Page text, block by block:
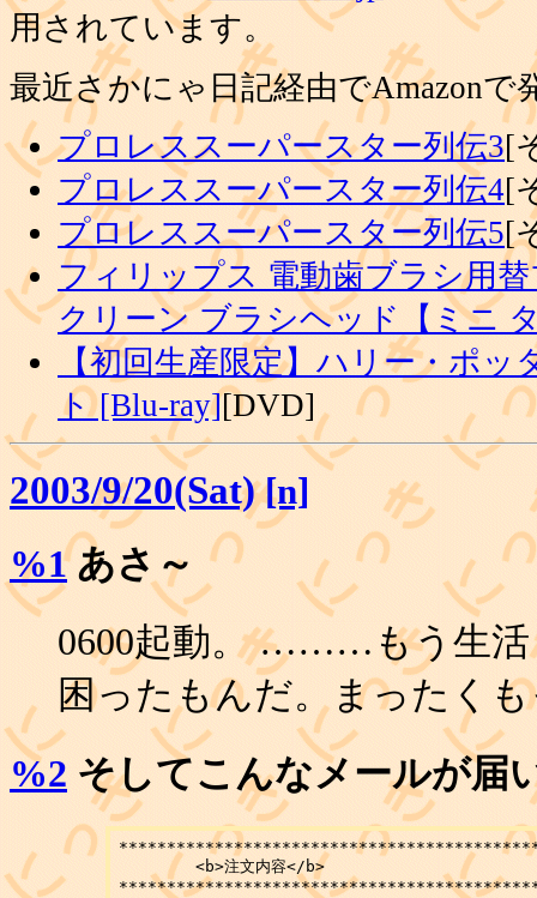
用されています。
最近さかにゃ日記経由でAmazon
プロレススーパースター列伝3[
プロレススーパースター列伝4[
プロレススーパースター列伝5[
フィリップス 電動歯ブラシ用
クリーン ブラシヘッド【ミニ
【初回生産限定】ハリー・ポ
ト [Blu-ray][DVD]
2003/9/20(Sat) [n]
%1あさ～
0600起動。 ………もう生活
困ったもんだ。まったく
%2 そしてこんなメールが届
	<b>注文内容</b>